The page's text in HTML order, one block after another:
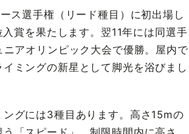
ス選手権（リード種目）に初出場し
賞を果たします。翌11年には同選手
アオリンピック大会で優勝。屋内で
ミングの新星として脚光を浴びまし
ングには3種目あります。高さ15mの